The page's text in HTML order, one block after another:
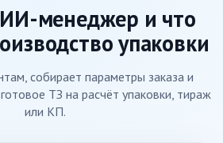
менеджер и что
упаковки
собирает параметры заказа и
ТЗ на расчёт упаковки, тираж
или КП.